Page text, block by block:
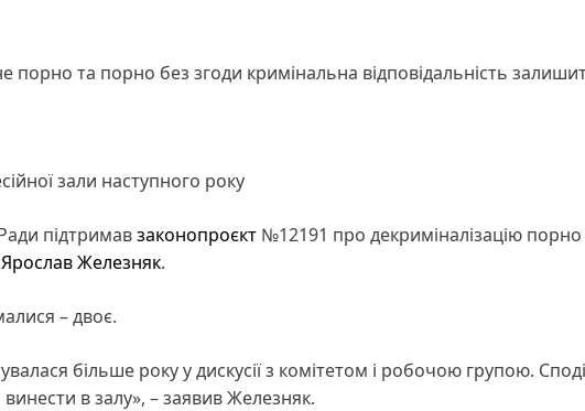
порно та порно без згоди кримінальна відповідальність
зали наступного року
підтримавзаконопроєкт №12191 про декриміналізацію порно
Ярослав Железняк.
– двоє.
більше року у дискусії з комітетом і робочою групою.
в залу», – заявив Железняк.